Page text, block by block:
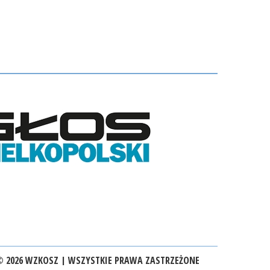
WZKOSZ | WSZYSTKIE PRAWA ZASTRZEŻONE